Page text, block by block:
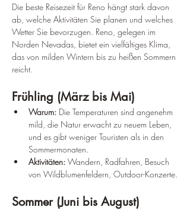
Die beste Reisezeit für Reno hängt stark davon
ab, welche Aktivitäten Sie planen und welches
Wetter Sie bevorzugen. Reno, gelegen im
Norden Nevadas, bietet ein vielfältiges Klima,
das von milden Wintern bis zu heißen Sommern
reicht.
Frühling (März bis Mai)
Warum: Die Temperaturen sind angenehm
mild, die Natur erwacht zu neuem Leben,
und es gibt weniger Touristen als in den
Sommermonaten.
Aktivitäten: Wandern, Radfahren, Besuch
von Wildblumenfeldern, Outdoor-Konzerte.
Sommer (Juni bis August)